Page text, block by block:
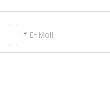
E-Mail